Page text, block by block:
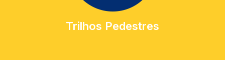
Trilhos Pedestres